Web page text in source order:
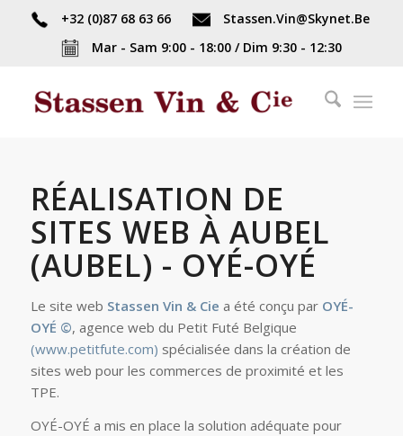
+32 (0)87 68 63 66
Stassen.Vin@Skynet.Be
Mar - Sam 9:00 - 18:00 / Dim 9:30 - 12:30
RÉALISATION DE
SITES WEB À AUBEL
(AUBEL) - OYÉ-OYÉ
Le site web Stassen Vin & Cie a été conçu par OYÉ-
OYÉ ©, agence web du Petit Futé Belgique
(www.petitfute.com) spécialisée dans la création de
sites web pour les commerces de proximité et les
TPE.
OYÉ-OYÉ a mis en place la solution adéquate pour